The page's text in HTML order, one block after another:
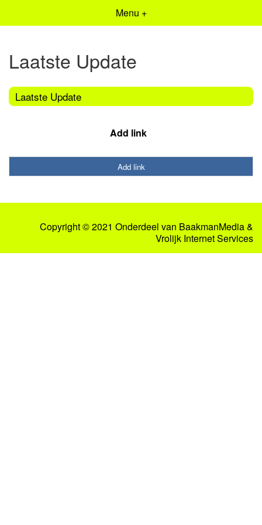
Menu +
Laatste Update
Laatste Update
Add link
Add link
Copyright © 2021 Onderdeel van BaakmanMedia&
Vrolijk Internet Services